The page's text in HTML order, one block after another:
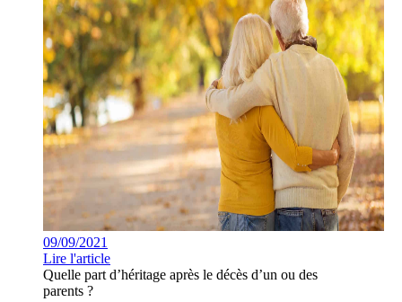
09/09/2021
Lire l'article
Quelle part d’héritage après le décès d’un ou des
parents ?